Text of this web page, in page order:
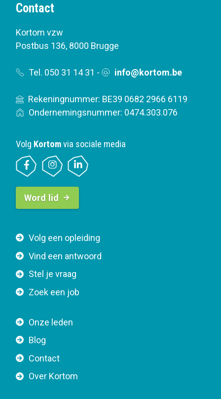
Contact
Kortom vzw
Postbus 136, 8000 Brugge
Tel. 050 31 14 31 - info@kortom.be
Rekeningnummer: BE39 0682 2966 6119
Ondernemingsnummer: 0474.303.076
F
o
t
e
a
v
i
a
Volg een opleiding
Vind een antwoord
Stel je vraag
Zoek een job
Onze leden
Blog
Contact
Over Kortom
Volg Kortomvia sociale media
B
t
o
n
a
v
g
t
i
o
Word lid